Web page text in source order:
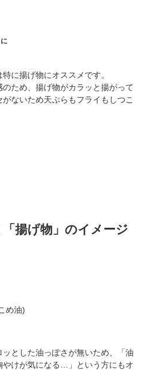
に揚げ物にオススメです。
ため、揚げ物がカラッと揚がって
ないため天ぷらもフライもしつこ
揚げ物」のイメージ
め油)
とした油っぽさが無いため、「油
やけが気になる…」という方にもオ